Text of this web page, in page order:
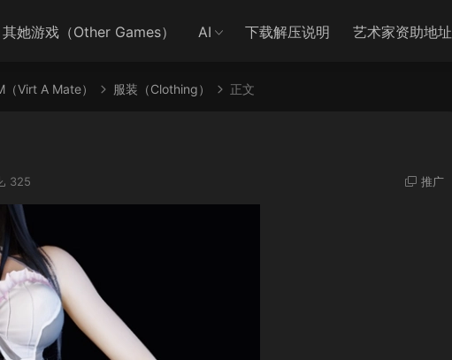
其她游戏（Other Games） AI 下载解压说明 艺术家资助地址
（Virt A Mate） 服装（Clothing） 正文
325 推广